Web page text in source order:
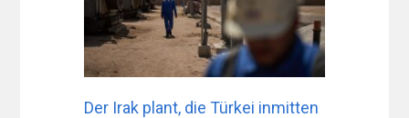
Der Irak plant, die Türkei inmitten